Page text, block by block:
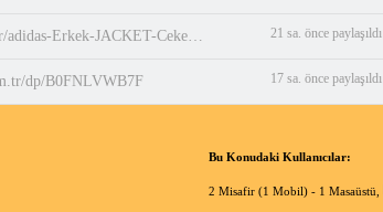
https://www.amazon.com.tr/adidas-Erkek-JACKET-Ceket-WHITE/dp/B0DPBMQX1P 21 sa. önce paylaşıldı
dp/B0FNLVWB7F 17 sa. önce paylaşıldı
Bu Konudaki Kullanıcılar:
2 Misafir (1 Mobil) - 1 Masaüstü